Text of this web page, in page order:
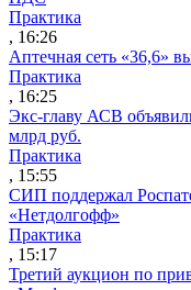
Практика
, 16:26
Аптечная сеть «36,6»
Практика
, 16:25
Экс-главу АСВ
млрд руб.
Практика
, 15:55
СИП поддержал
«Нетдолгофф»
Практика
, 15:17
Третий аукцион по